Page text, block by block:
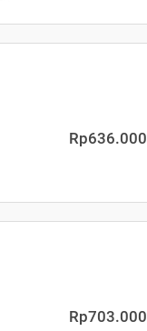
Rp636.000
Rp703.000